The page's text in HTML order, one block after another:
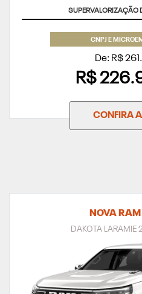
CNPJ E
De: R$
R$
CONFIRA
NOVA
DAKOTA LARAMIE